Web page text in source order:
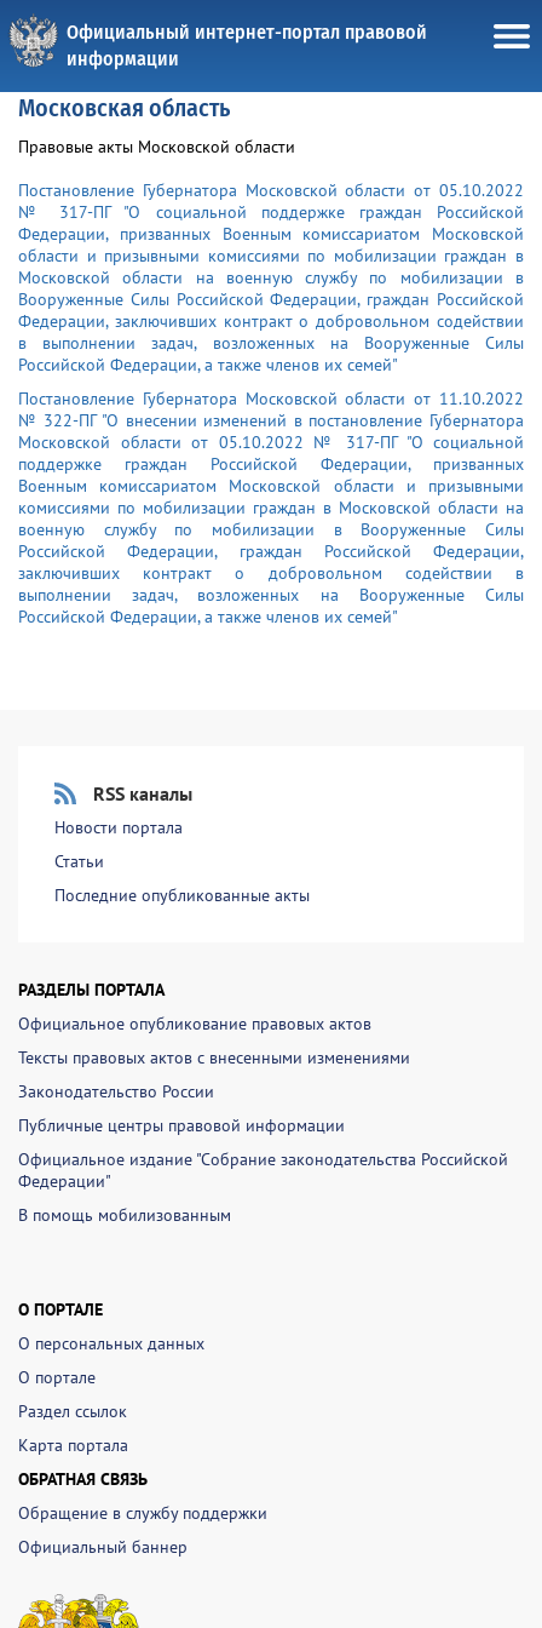
Официальный интернет-портал правовой
информации
Московская область
Правовые акты Московской области
Постановление Губернатора Московской области от 05.10.2022
№ 317-ПГ "О социальной поддержке граждан Российской
Федерации, призванных Военным комиссариатом Московской
области и призывными комиссиями по мобилизации граждан в
Московской области на военную службу по мобилизации в
Вооруженные Силы Российской Федерации, граждан Российской
Федерации, заключивших контракт о добровольном содействии
в выполнении задач, возложенных на Вооруженные Силы
Российской Федерации, а также членов их семей"
Постановление Губернатора Московской области от 11.10.2022
№ 322-ПГ "О внесении изменений в постановление Губернатора
Московской области от 05.10.2022 № 317-ПГ "О социальной
поддержке граждан Российской Федерации, призванных
Военным комиссариатом Московской области и призывными
комиссиями по мобилизации граждан в Московской области на
военную службу по мобилизации в Вооруженные Силы
Российской Федерации, граждан Российской Федерации,
заключивших контракт о добровольном содействии в
выполнении задач, возложенных на Вооруженные Силы
Российской Федерации, а также членов их семей"
RSS каналы
Новости портала
Статьи
Последние опубликованные акты
РАЗДЕЛЫ ПОРТАЛА
Официальное опубликование правовых актов
Тексты правовых актов с внесенными изменениями
Законодательство России
Публичные центры правовой информации
Официальное издание "Собрание законодательства Российской
Федерации"
В помощь мобилизованным
О ПОРТАЛЕ
О персональных данных
О портале
Раздел ссылок
Карта портала
ОБРАТНАЯ СВЯЗЬ
Обращение в службу поддержки
Официальный баннер